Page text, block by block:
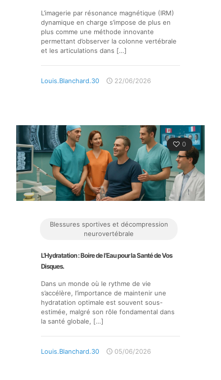
L’imagerie par résonance magnétique (IRM)
dynamique en charge s’impose de plus en
plus comme une méthode innovante
permettant d’observer la colonne vertébrale
et les articulations dans […]
Louis.Blanchard.30 22/06/2026
0
Blessures sportives et décompression
neurovertébrale
L’Hydratation : Boire de l’Eau pour la Santé de Vos
Disques.
Dans un monde où le rythme de vie
s’accélère, l’importance de maintenir une
hydratation optimale est souvent sous-
estimée, malgré son rôle fondamental dans
la santé globale, […]
Louis.Blanchard.30 05/06/2026